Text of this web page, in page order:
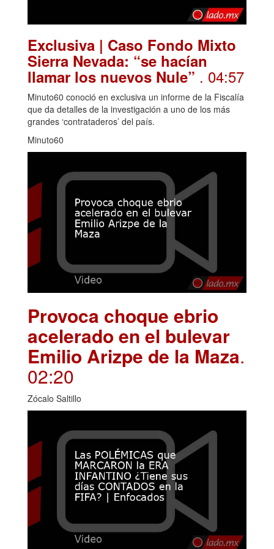
Exclusiva | Caso Fondo Mixto
Sierra Nevada: “se hacían
llamar los nuevos Nule” . 04:57
Minuto60 conoció en exclusiva un informe de la Fiscalía
que da detalles de la investigación a uno de los más
grandes ‘contrataderos’ del país.
Minuto60
Provoca choque ebrio
acelerado en el bulevar
Emilio Arizpe de la Maza.
02:20
Zócalo Saltillo